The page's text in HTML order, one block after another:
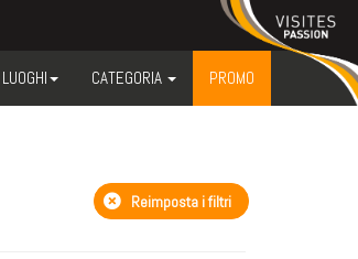
LUOGHI CATEGORIA PROMO
Reimposta i filtri